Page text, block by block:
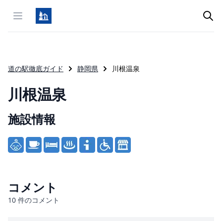
Open menu
道の駅徹底ガイド 静岡県 川根温泉
川根温泉
Product information
施設情報
コメント
10 件のコメント